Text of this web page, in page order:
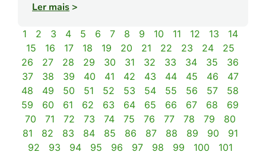
Ler mais>
1 2 3 4 5 6 7 8 9 10 11 12 13
14
15
16 17 18 19 20 21 22 23 24
25
26
27 28 29 30 31 32 33 34 35
36
37
38 39 40 41 42 43 44 45 46
47
48
49 50 51 52 53 54 55 56 57
58
59
60 61 62 63 64 65 66 67 68
69
70
71 72 73 74 75 76 77 78 79
80
81
82 83 84 85 86 87 88 89 90
91
92
93 94 95 96 97 98 99 100
101